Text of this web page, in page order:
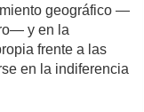
geográfico —
y en la
frente a las
en la indiferencia